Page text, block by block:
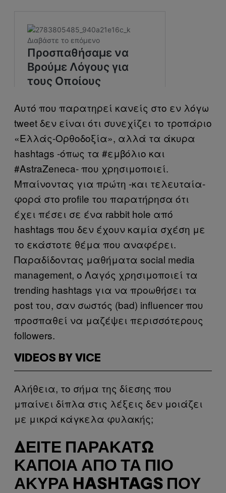
Αυτό που παρατηρεί κανείς στο εν λόγω
tweet δεν είναι ότι συνεχίζει το τροπάριο
«Ελλάς-Ορθοδοξία», αλλά τα άκυρα
hashtags -όπως τα #εμβόλιο και
#AstraZeneca- που χρησιμοποιεί.
Μπαίνοντας για πρώτη -και τελευταία-
φορά στο profile του παρατήρησα ότι
έχει πέσει σε ένα rabbit hole από
hashtags που δεν έχουν καμία σχέση με
το εκάστοτε θέμα που αναφέρει.
Παραδίδοντας μαθήματα social media
management, ο Λαγός χρησιμοποιεί τα
trending hashtags για να προωθήσει τα
post του, σαν σωστός (bad) influencer που
προσπαθεί να μαζέψει περισσότερους
followers.
VIDEOS BY VICE
Αλήθεια, το σήμα της δίεσης που
μπαίνει δίπλα στις λέξεις δεν μοιάζει
με μικρά κάγκελα φυλακής;
ΔΕΊΤΕ ΠΑΡΑΚΆΤΩ
ΚΆΠΟΙΑ ΑΠΌ ΤΑ ΠΙΟ
ΆΚΥΡΑ HASHTAGS ΠΟΥ